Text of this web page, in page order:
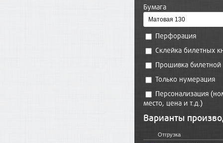
Бумага
Перфорация
Склейка билетных
Прошивка
Только нумерация
место, цена и т.д.)
Варианты
Отгрузка